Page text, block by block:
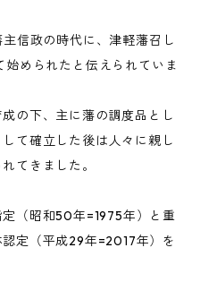
信政の時代に、津軽藩召し
められたと伝えられていま
の下、主に藩の調度品とし
て確立した後は人々に親し
てきました。
（昭和50年=1975年）と重
定（平成29年=2017年）を